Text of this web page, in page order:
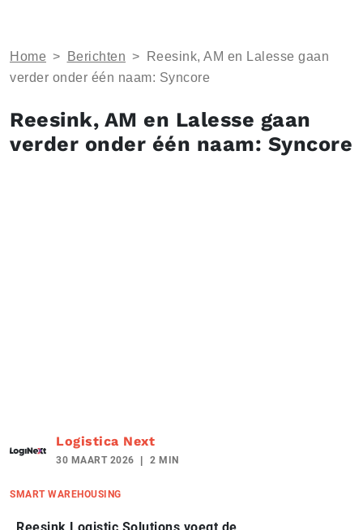
Home > Berichten >
Reesink, AM en Lalesse gaan
verder onder één naam: Syncore
Reesink, AM en Lalesse gaan
verder onder één naam: Syncore
Logistica Next
30 MAART 2026 2 MIN
SMART WAREHOUSING